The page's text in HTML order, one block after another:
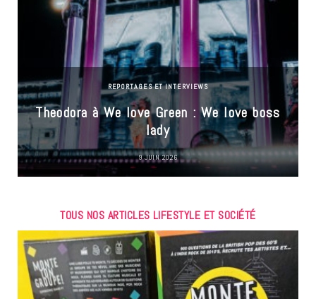
REPORTAGES ET INTERVIEWS
Theodora à We love Green : We love boss
lady
9 JUIN 2026
TOUS NOS ARTICLES LIFESTYLE ET SOCIÉTÉ